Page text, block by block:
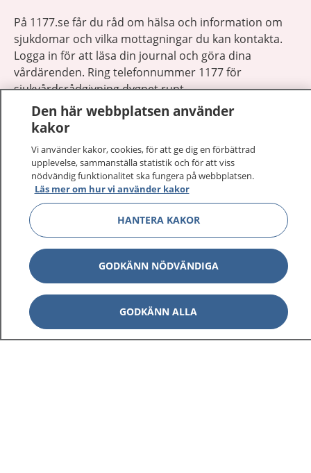
På 1177.se får du råd om hälsa och information om
sjukdomar och vilka mottagningar du kan kontakta.
Logga in för att läsa din journal och göra dina
vårdärenden. Ring telefonnummer 1177 för
sjukvårdsrådgivning dygnet runt.
1177 ger dig råd när du vill må bättre.
Om 1177 Visa
Kontakt Visa
Behandling av personuppgifter
Den här webbplatsen använder
kakor
Vi använder kakor, cookies, för att ge dig en förbättrad
upplevelse, sammanställa statistik och för att viss
nödvändig funktionalitet ska fungera på webbplatsen.
Läs mer om hur vi använder kakor
HANTERA KAKOR
GODKÄNN NÖDVÄNDIGA
GODKÄNN ALLA